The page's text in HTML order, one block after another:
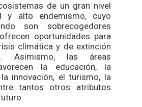
de un gran nivel
y alto endemismo, cuyo
son sobrecogedores
oportunidades para
climática y de extinción
Asimismo, las áreas
la educación, la
innovación, el turismo, la
tantos otros atributos